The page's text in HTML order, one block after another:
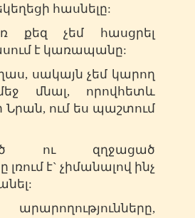
հասնելը:
քեզ չեմ հասցրել
է կառապանը:
սակայն չեմ կարող
մնալ, որովհետև
Նրան, ում ես պաշտում
ու զղջացած
է` չիմանալով ինչ